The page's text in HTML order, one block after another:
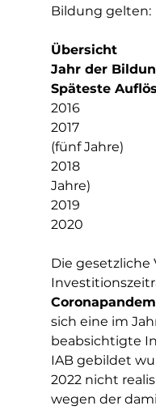
Bildung gelten:
Übersicht
Jahr der
Späteste
2017
(fünf Jahre)
2018						2022 (vier
Jahre)
Die gesetzliche
sich eine im
beabsichtigte
IAB gebildet
2022 nicht
wegen der